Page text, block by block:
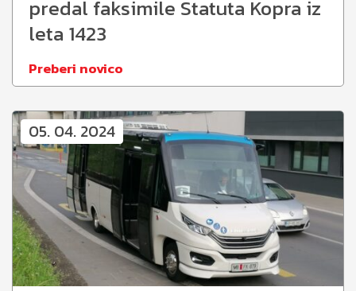
predal faksimile Statuta Kopra iz
leta 1423
Preberi novico
05. 04. 2024